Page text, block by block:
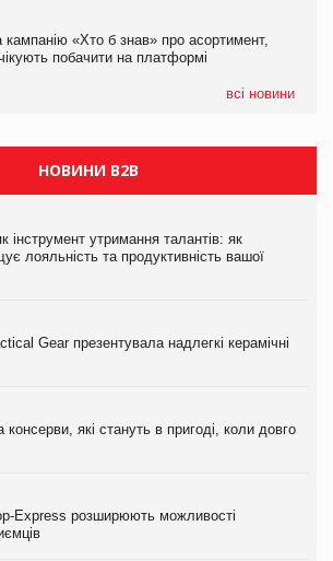
кампанію «Хто б знав» про асортимент,
побачити на платформі
всі новини
кампанію «Хто б знав» про асортимент,
побачити на платформі
НОВИНИ B2B
інструмент утримання талантів: як
лояльність та продуктивність вашої
Gear презентувала надлегкі керамічні
консерви, які стануть в пригоді, коли довго
Express розширюють можливості